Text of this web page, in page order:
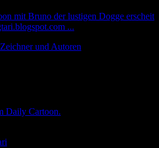
mit Bruno der lustigen Dogge erscheit
...
und Autoren
Daily Cartoon.